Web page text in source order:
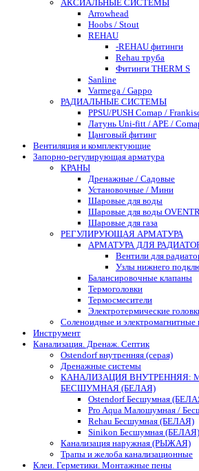
АКСИАЛЬНЫЕ СИСТЕМЫ
Arrowhead
Hoobs / Stout
REHAU
-REHAU фитинги
Rehau труба
Фитинги THERM S
Sanline
Varmega / Gappo
РАДИАЛЬНЫЕ СИСТЕМЫ
PPSU/PUSH Comap /
Латунь Uni-fitt / APE /
Цанговый фитинг
Вентиляция и комплектующие
Запорно-регулирующая арматура
КРАНЫ
Дренажные / Садовые
Установочные / Мини
Шаровые для воды
Шаровые для воды
Шаровые для газа
РЕГУЛИРУЮЩАЯ АРМАТУРА
АРМАТУРА ДЛЯ
Вентили для
Узлы нижнего
Балансировочные клапаны
Термоголовки
Термосмесители
Электротермические
Соленоидные и электромагнитные
Инструмент
Канализация. Дренаж. Септик
Ostendorf внутренняя (серая)
Дренажные системы
КАНАЛИЗАЦИЯ
БЕСШУМНАЯ (БЕЛАЯ)
Ostendorf Бесшумная
Pro Aqua Малошумная /
Rehau Бесшумная (БЕЛАЯ)
Sinikon Бесшумная (БЕЛАЯ)
Канализация наружная (РЫЖАЯ)
Трапы и желоба канализационные
Клеи. Герметики. Монтажные пены